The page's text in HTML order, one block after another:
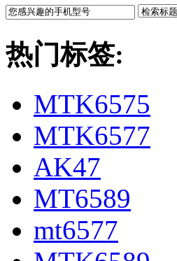
热门标签:
MTK6575
MTK6577
AK47
MT6589
mt6577